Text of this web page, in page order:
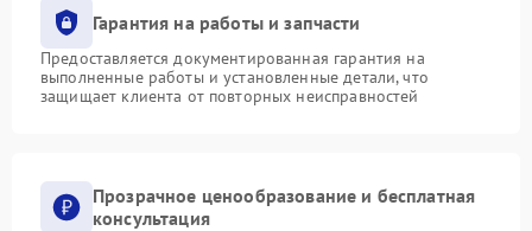
Гарантия на работы и запчасти
Предоставляется документированная гарантия на
выполненные работы и установленные детали, что
защищает клиента от повторных неисправностей
Прозрачное ценообразование и бесплатная
консультация